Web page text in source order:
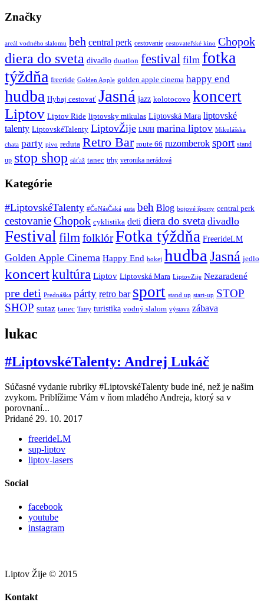
Značky
areál vodného slalomu beh central perk cestovanie cestovateľské kino Chopok
diera do sveta divadlo duatlon festival film fotka
týždňa freeride Golden Apple golden apple cinema happy end
hudba Hybaj cestovať Jasná jazz kolotocovo koncert
Liptov Liptov Ride liptovsky mikulas Liptovská Mara liptovské
talenty LiptovskéTalenty LiptovŽije LNJH marina liptov Mikulášska
chata party pivo reduta Retro Bar route 66 ruzomberok sport stand
up stop shop súťaž tanec trhy veronika nerádová
Kategórie
#LiptovskéTalenty #ČoNásČaká auta beh Blog bojové športy central perk
cestovanieChopok cyklistika deti diera do sveta divadlo
Festival filmfolklórFotka týždňa FreerideLM
Golden Apple Cinema Happy End hokej hudba Jasná jedlo
koncertkultúra Liptov Liptovská Mara LiptovZije Nezaradené
pre deti Prednáška párty retro bar sport stand up start-up STOP
SHOP sutaz tanec Tatry turistika vodný slalom výstava zábava
lukac
#LiptovskéTalenty: Andrej Lukáč
Súčasné vydanie rubriky #LiptovskéTalenty bude iné, než je našim
zvykom. Priblížime Vám v ňom mladého Andreja, ktorý sa v
porovnaní...
Pridané 29. 10. 2017
freerideLM
sup-liptov
liptov-lasers
Social
facebook
youtube
instagram
Liptov Žije © 2015
Kontakt